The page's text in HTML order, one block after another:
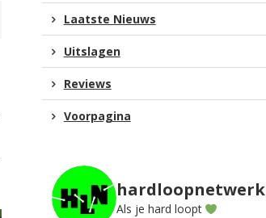
Laatste Nieuws
Uitslagen
Reviews
Voorpagina
hardloopnetwerk
Als je hard loopt